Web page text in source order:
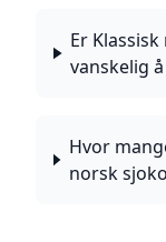
Er
vanskelig
Hvor
norsk